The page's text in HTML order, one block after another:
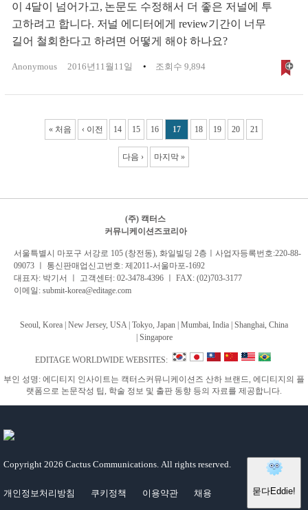
이 4달이 넘어가고, 논문도 수정해서 더 좋은 저널에 투
고하려고 합니다. 저널 에디터에게 review기간이 너무
길어 철회한다고 하려면 어떻게 해야 하나요?
Anonymous 2016년11월11일 조회수 9,894
« 처음 ‹ 이전 14 15 16 17 18 19 20 21
다음 › 마지막 »
(주) 캑터스
커뮤니케이션즈코리아
서 울특별시 마포구 서강로 105 (창전동), 화일빌딩 2층 ㅣ사업자등록번호:220-88-
09073 ㅣ 통신판매업신고번호: 제2011-서울마포-1692
대표자: 박기서 ㅣ 고객센터: 02-3478-4396 ㅣ FAX: (02)703-3177
이메일: submit-korea@editage.com
Seoul, Korea | New Jersey, USA | Tokyo, Japan | Mumbai, India | Shanghai, China
Singapore
EDITAGE WORLDWIDE WEBSITES:
부인 성명: 에디티지 인사이트는 캑터스커뮤니케이션즈 산하 브랜드, 에디티지의 플
랫폼으로 논문작성 팁, 학술 정보 및 출판 동향 등의 자료를 제공합니다.
Copyright 2026 Cactus Communications. All rights reserved.
개인정보처리방침 쿠키정책 이용약관 채용